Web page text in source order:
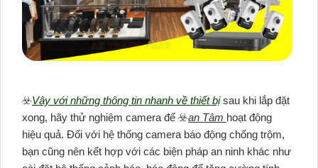
☣️Vây với những thông tin nhanh về thiết bịsau khi lắp đặt
xong, hãy thử nghiệm camera để ☣️an Tâm hoạt động
hiệu quả. Đối với hệ thống camera báo động chống trộm,
bạn cũng nên kết hợp với các biện pháp an ninh khác như